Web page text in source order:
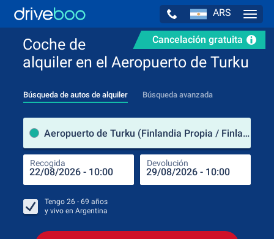
ARS
Cancelación gratuita
Coche de
alquiler en el Aeropuerto de Turku
Búsqueda de autos de alquiler Búsqueda avanzada
Aeropuerto de Turku (Finlandia Propia / Finlandia)
Recogida Devolución
Tengo 26 - 69 años
y vivo en Argentina